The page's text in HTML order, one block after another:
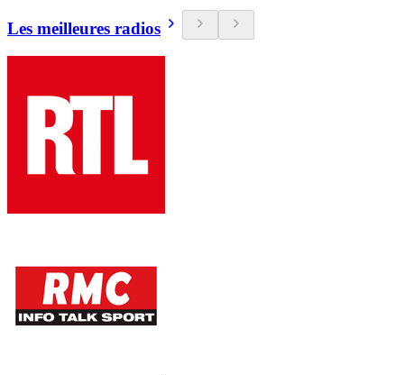
Les meilleures radios